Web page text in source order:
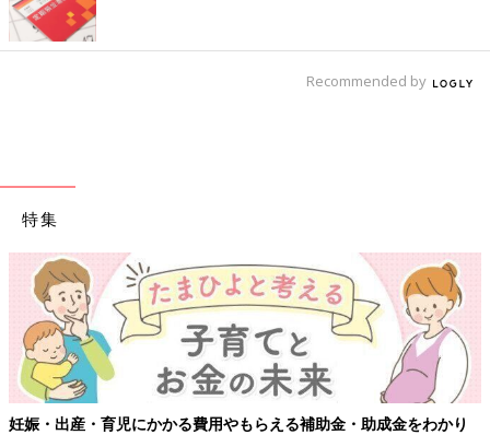
Recommended by
特集
妊娠・出産・育児にかかる費用やもらえる補助金・助成金をわかり